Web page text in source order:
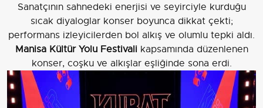
Sanatçının sahnedeki enerjisi ve seyirciyle kurduğu
sıcak diyaloglar konser boyunca dikkat çekti;
performans izleyicilerden bol alkış ve olumlu tepki aldı.
Manisa Kültür Yolu Festivalikapsamında düzenlenen
konser, coşku ve alkışlar eşliğinde sona erdi.